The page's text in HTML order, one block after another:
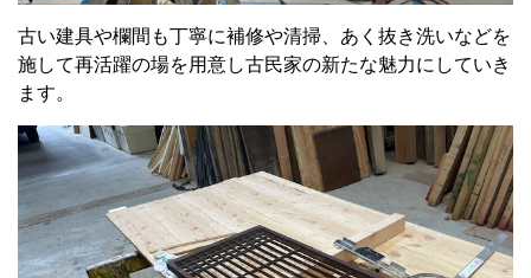
古い建具や欄間も丁寧に補修や清掃、あく抜き洗いなどを
施して再活躍の場を用意し古民家の新たな魅力にしていき
ます。